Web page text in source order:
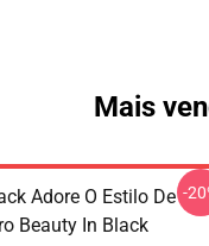
Mais
Adore O Estilo De
Beauty In Black
-